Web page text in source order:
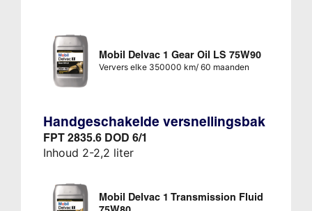
Mobil Delvac 1 Gear Oil LS 75W90
Ververs elke 350000 km/ 60 maanden
Handgeschakelde versnellingsbak
FPT 2835.6 DOD 6/1
Inhoud 2-2,2 liter
Mobil Delvac 1 Transmission Fluid